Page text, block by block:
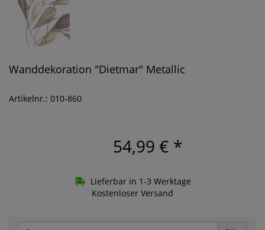
Wanddekoration "Dietmar" Metallic
Artikelnr.: 010-860
54,99 € *
Lieferbar in 1-3 Werktage
Kostenloser Versand